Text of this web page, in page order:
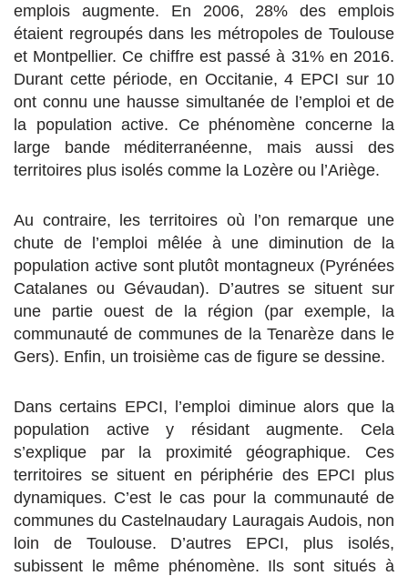
emplois augmente. En 2006, 28% des emplois
étaient regroupés dans les métropoles de Toulouse
et Montpellier. Ce chiffre est passé à 31% en 2016.
Durant cette période, en Occitanie, 4 EPCI sur 10
ont connu une hausse simultanée de l’emploi et de
la population active. Ce phénomène concerne la
large bande méditerranéenne, mais aussi des
territoires plus isolés comme la Lozère ou l’Ariège.
Au contraire, les territoires où l’on remarque une
chute de l’emploi mêlée à une diminution de la
population active sont plutôt montagneux (Pyrénées
Catalanes ou Gévaudan). D’autres se situent sur
une partie ouest de la région (par exemple, la
communauté de communes de la Tenarèze dans le
Gers). Enfin, un troisième cas de figure se dessine.
Dans certains EPCI, l’emploi diminue alors que la
population active y résidant augmente. Cela
s’explique par la proximité géographique. Ces
territoires se situent en périphérie des EPCI plus
dynamiques. C’est le cas pour la communauté de
communes du Castelnaudary Lauragais Audois, non
loin de Toulouse. D’autres EPCI, plus isolés,
subissent le même phénomène. Ils sont situés à